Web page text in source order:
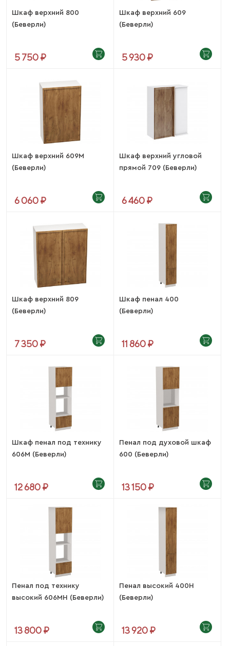
Шкаф верхний 800
(Беверли)
5 750 ₽
Шкаф верхний 609
(Беверли)
5 930 ₽
Шкаф верхний 609М
(Беверли)
6 060 ₽
Шкаф верхний угловой
прямой 709 (Беверли)
6 460 ₽
Шкаф верхний 809
(Беверли)
7 350 ₽
Шкаф пенал 400
(Беверли)
11 860 ₽
Шкаф пенал под технику
606М (Беверли)
12 680 ₽
Пенал под духовой шкаф
600 (Беверли)
13 150 ₽
Пенал под технику
высокий 606МН (Беверли)
13 800 ₽
Пенал высокий 400Н
(Беверли)
13 920 ₽